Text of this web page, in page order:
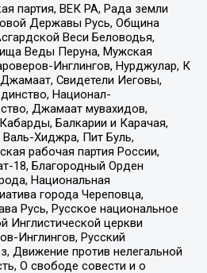
партия, ВЕК РА, Рада земли
Державы Русь, Община
Веси Беловодья,
Веды Перуна, Мужская
Инглингов, Нурджулар, К
Свидетели Иеговы,
Национал-
Джамаат мувахидов,
Балкарии и Карачая,
Хиджра, Пит Буль,
рабочая партия России,
18, Благородный Орден
Национальная
города Череповца,
Русь, Русское национальное
Инглистической церкви
Инглингов, Русский
Движение против нелегальной
О свободе совести и о